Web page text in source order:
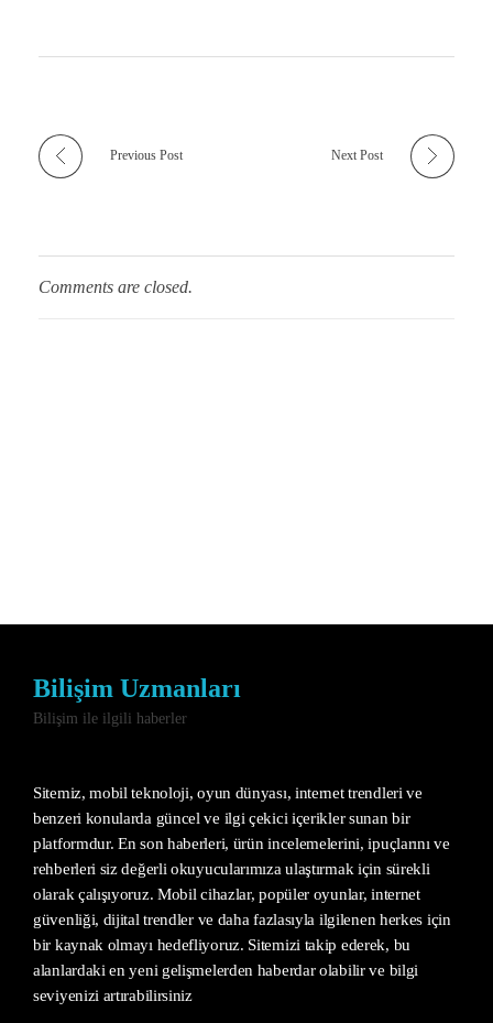
Previous Post Next Post
Comments are closed.
Bilişim Uzmanları
Bilişim ile ilgili haberler
Sitemiz, mobil teknoloji, oyun dünyası, internet trendleri ve
benzeri konularda güncel ve ilgi çekici içerikler sunan bir
platformdur. En son haberleri, ürün incelemelerini, ipuçlarını ve
rehberleri siz değerli okuyucularımıza ulaştırmak için sürekli
olarak çalışıyoruz. Mobil cihazlar, popüler oyunlar, internet
güvenliği, dijital trendler ve daha fazlasıyla ilgilenen herkes için
bir kaynak olmayı hedefliyoruz. Sitemizi takip ederek, bu
alanlardaki en yeni gelişmelerden haberdar olabilir ve bilgi
seviyenizi artırabilirsiniz